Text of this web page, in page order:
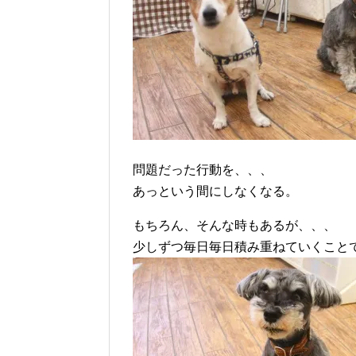
問題だった行動を、、、
あっという間にしなくなる。
もちろん、そんな時もあるが、、、
少しずつ毎日毎日積み重ねていくこと